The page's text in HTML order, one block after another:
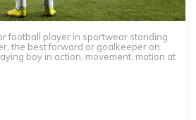
football player in sportwear standing
the best forward or goalkeeper on
boy in action, movement, motion at